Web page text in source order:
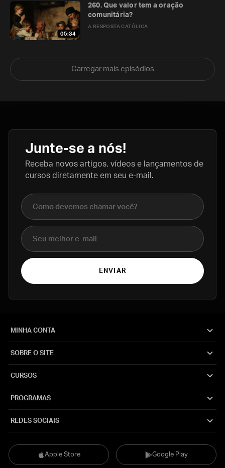
05:34
A RESPOSTA CATÓLICA
260. Que valor tem a oração
comunitária?
Carregar mais episódios
Junte-se a nós!
Receba novos artigos, vídeos e lançamentos de
cursos diretamente em seu e-mail.
Nome completo
E-mail
ENVIAR
Apple Store Google Play
MINHA CONTA
SOBRE O SITE
CURSOS
PROGRAMAS
REDES SOCIAIS